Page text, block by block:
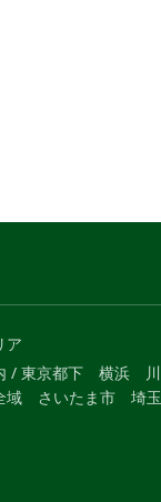
ア
/ 東京都下 横浜
域 さいたま市 埼玉